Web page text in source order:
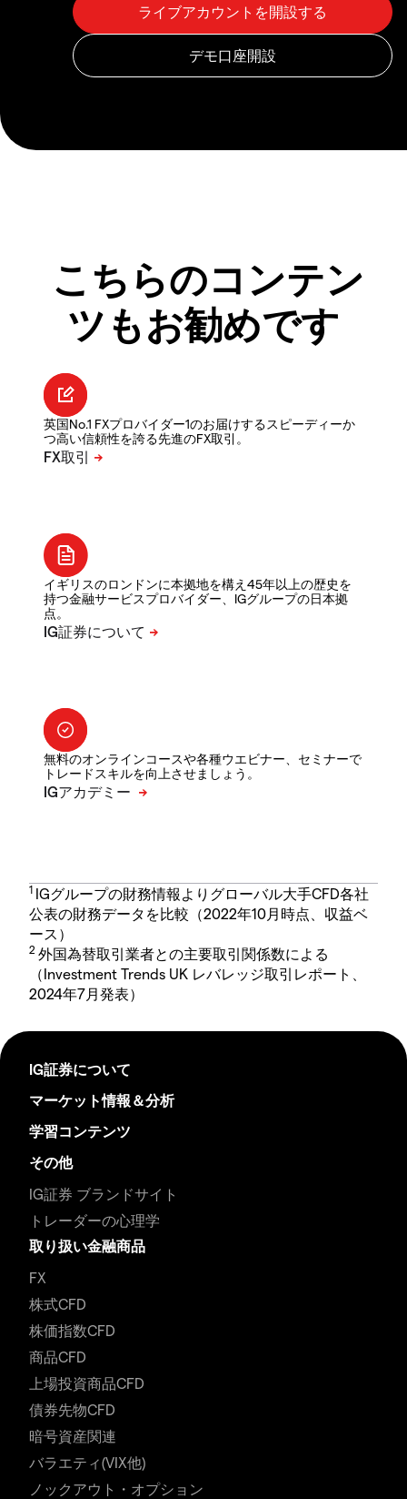
こちらのコンテン
ツもお勧めです
英国No.1 FXプロバイダー1のお届けするスピーディーか
つ高い信頼性を誇る先進のFX取引。
イギリスのロンドンに本拠地を構え45年以上の歴史を
持つ金融サービスプロバイダー、IGグループの日本拠
点。
無料のオンラインコースや各種ウエビナー、セミナーで
トレードスキルを向上させましょう。
1 IGグループの財務情報よりグローバル大手CFD各社
公表の財務データを比較（2022年10月時点、収益ベ
ース）
2 外国為替取引業者との主要取引関係数による
（Investment Trends UK レバレッジ取引レポート、
2024年7月発表）
IG証券について
マーケット情報＆分析
学習コンテンツ
その他
IG証券 ブランドサイト
トレーダーの心理学
取り扱い金融商品
FX
株式CFD
株価指数CFD
商品CFD
上場投資商品CFD
債券先物CFD
暗号資産関連
バラエティ(VIX他)
ノックアウト・オプション